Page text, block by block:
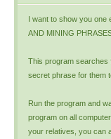
I want to show you one
AND MINING
This program searches
secret phrase for them
Run the program and
program on all
your relatives, you can